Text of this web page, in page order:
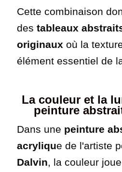
Cette combinaison
des tableaux
originaux où la
élément essentiel de
La couleur et la
peinture
Dans une peinture
acrylique de l'artiste
Dalvin, la couleur